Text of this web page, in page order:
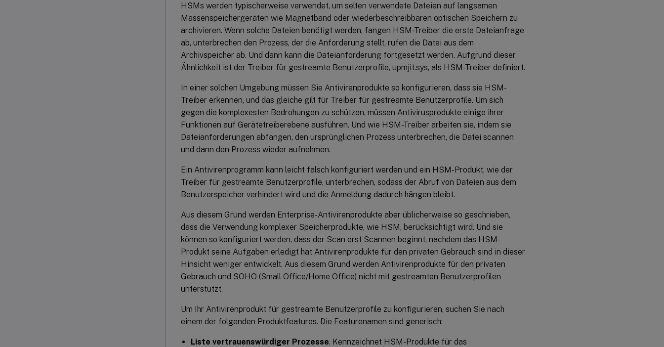
HSMs werden typischerweise verwendet, um selten verwendete Dateien auf langsamen
Massenspeichergeräten wie Magnetband oder wiederbeschreibbaren optischen Speichern zu
archivieren. Wenn solche Dateien benötigt werden, fangen HSM-Treiber die erste Dateianfrage
ab, unterbrechen den Prozess, der die Anforderung stellt, rufen die Datei aus dem
Archivspeicher ab. Und dann kann die Dateianforderung fortgesetzt werden. Aufgrund dieser
Ähnlichkeit ist der Treiber für gestreamte Benutzerprofile, upmjit.sys, als HSM-Treiber definiert.
In einer solchen Umgebung müssen Sie Antivirenprodukte so konfigurieren, dass sie HSM-
Treiber erkennen, und das gleiche gilt für Treiber für gestreamte Benutzerprofile. Um sich
gegen die komplexesten Bedrohungen zu schützen, müssen Antivirusprodukte einige ihrer
Funktionen auf Gerätetreiberebene ausführen. Und wie HSM-Treiber arbeiten sie, indem sie
Dateianforderungen abfangen, den ursprünglichen Prozess unterbrechen, die Datei scannen
und dann den Prozess wieder aufnehmen.
Ein Antivirenprogramm kann leicht falsch konfiguriert werden und ein HSM-Produkt, wie der
Treiber für gestreamte Benutzerprofile, unterbrechen, sodass der Abruf von Dateien aus dem
Benutzerspeicher verhindert wird und die Anmeldung dadurch hängen bleibt.
Aus diesem Grund werden Enterprise-Antivirenprodukte aber üblicherweise so geschrieben,
dass die Verwendung komplexer Speicherprodukte, wie HSM, berücksichtigt wird. Und sie
können so konfiguriert werden, dass der Scan erst Scannen beginnt, nachdem das HSM-
Produkt seine Aufgaben erledigt hat Antivirenprodukte für den privaten Gebrauch sind in dieser
Hinsicht weniger entwickelt. Aus diesem Grund werden Antivirenprodukte für den privaten
Gebrauch und SOHO (Small Office/Home Office) nicht mit gestreamten Benutzerprofilen
unterstützt.
Um Ihr Antivirenprodukt für gestreamte Benutzerprofile zu konfigurieren, suchen Sie nach
einem der folgenden Produktfeatures. Die Featurenamen sind generisch:
Liste vertrauenswürdiger Prozesse. Kennzeichnet HSM-Produkte für das